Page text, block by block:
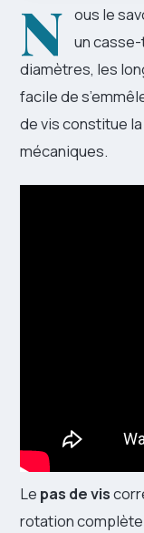
N ous le
un
diamètres, les
facile de
de vis constitue
mécaniques.
Le pas de vis
rotation